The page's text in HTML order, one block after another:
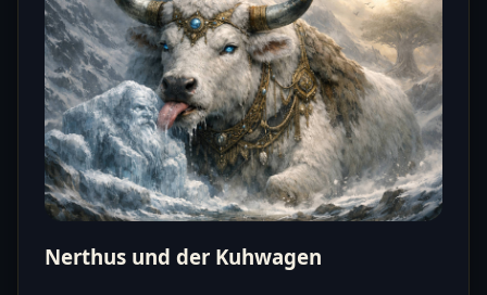
Nerthus und der Kuhwagen